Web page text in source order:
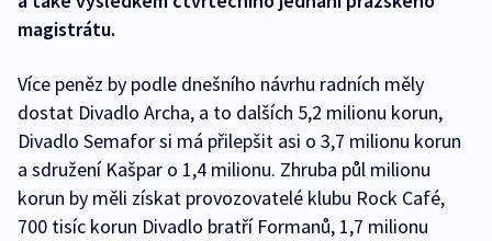
magistrátu.
Více peněz by podle dnešního návrhu radních měly
dostat Divadlo Archa, a to dalších 5,2 milionu korun,
Divadlo Semafor si má přilepšit asi o 3,7 milionu korun
a sdružení Kašpar o 1,4 milionu. Zhruba půl milionu
korun by měli získat provozovatelé klubu Rock Café,
700 tisíc korun Divadlo bratří Formanů, 1,7 milionu